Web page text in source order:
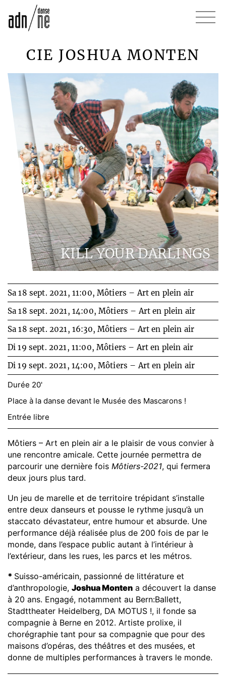
CIE JOSHUA MONTEN
KILL YOUR DARLINGS
Sa 18 sept. 2021, 11:00,Môtiers – Art en plein air
Sa 18 sept. 2021, 14:00,Môtiers – Art en plein air
Sa 18 sept. 2021, 16:30,Môtiers – Art en plein air
Di 19 sept. 2021, 11:00,Môtiers – Art en plein air
Di 19 sept. 2021, 14:00,Môtiers – Art en plein air
Durée 20'
Place à la danse devant le Musée des Mascarons !
Entrée libre
Môtiers – Art en plein air a le plaisir de vous convier à
une rencontre amicale. Cette journée permettra de
parcourir une dernière fois Môtiers-2021, qui fermera
deux jours plus tard.
Un jeu de marelle et de territoire trépidant s’installe
entre deux danseurs et pousse le rythme jusqu’à un
staccato dévastateur, entre humour et absurde. Une
performance déjà réalisée plus de 200 fois de par le
monde, dans l’espace public autant à l’intérieur à
l’extérieur, dans les rues, les parcs et les métros.
* Suisso-américain, passionné de littérature et
d’anthropologie, Joshua Monten a découvert la danse
à 20 ans. Engagé, notamment au Bern:Ballett,
Stadttheater Heidelberg, DA MOTUS !, il fonde sa
compagnie à Berne en 2012. Artiste prolixe, il
chorégraphie tant pour sa compagnie que pour des
maisons d’opéras, des théâtres et des musées, et
donne de multiples performances à travers le monde.